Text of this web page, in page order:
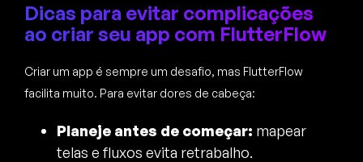
Dicas para evitar complicações
ao criar seu app com FlutterFlow
Criar um app é sempre um desafio, mas FlutterFlow
facilita muito. Para evitar dores de cabeça:
Planeje antes de começar: mapear
telas e fluxos evita retrabalho.